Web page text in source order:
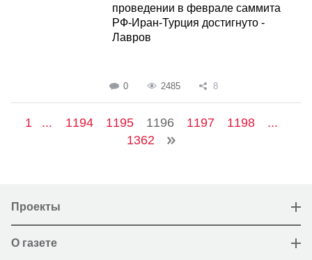
проведении в феврале саммита
РФ-Иран-Турция достигнуто -
Лавров
0 2485 8
1 ... 1194 1195 1196 1197 1198
...
1362
Проекты
О газете